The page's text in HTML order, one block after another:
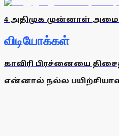
4 அதிமுக முன்னாள்
விடியோக்கள்
காவிரி பிரச்னையை
என்னால் நல்ல